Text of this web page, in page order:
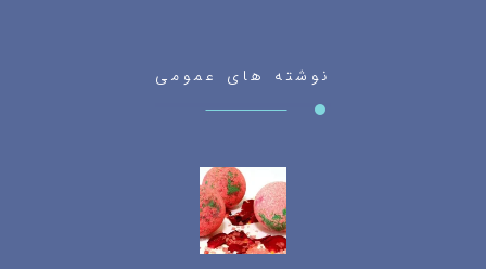
نوشته های عمومی